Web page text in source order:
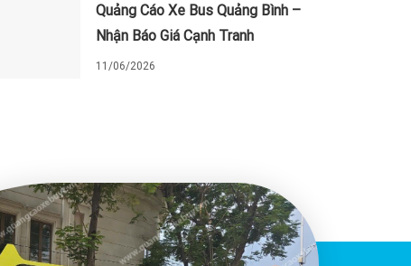
Quảng Cáo Xe Bus Quảng Bình –
Nhận Báo Giá Cạnh Tranh
11/06/2026